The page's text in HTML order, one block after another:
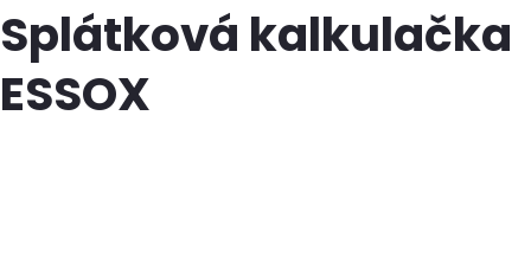
Splátková kalkulačka
ESSOX